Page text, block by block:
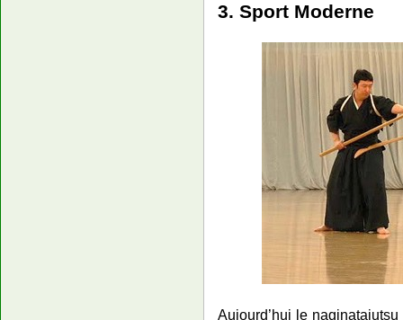
3. Sport Moderne
Aujourd’hui le